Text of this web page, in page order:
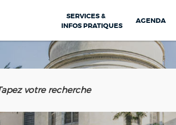
SERVICES &
INFOS PRATIQUES
AGENDA